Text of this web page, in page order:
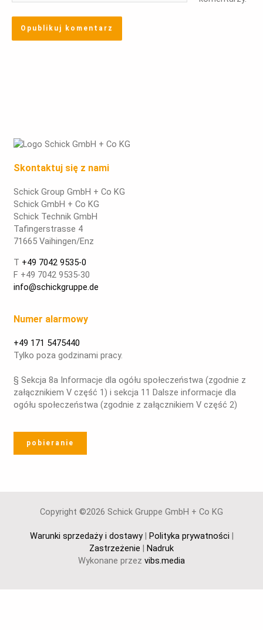
Skontaktuj się z nami
Schick Group GmbH + Co KG
Schick GmbH + Co KG
Schick Technik GmbH
Tafingerstrasse 4
71665 Vaihingen/Enz
T +49 7042 9535-0
F +49 7042 9535-30
info@schickgruppe.de
Numer alarmowy
+49 171 5475440
Tylko poza godzinami pracy.
§ Sekcja 8a Informacje dla ogółu społeczeństwa (zgodnie z
załącznikiem V część 1) i sekcja 11 Dalsze informacje dla
ogółu społeczeństwa (zgodnie z załącznikiem V część 2)
pobieranie
Copyright ©2026 Schick Gruppe GmbH + Co KG
Warunki sprzedaży i dostawy| Polityka prywatności |
Zastrzeżenie | Nadruk
Wykonane przez vibs.media